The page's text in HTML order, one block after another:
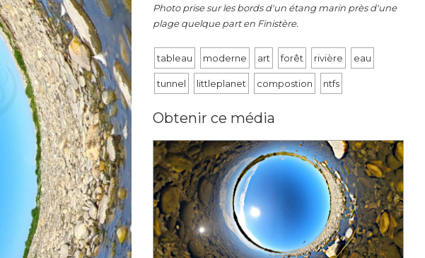
Photo prise sur les bords d'un étang marin près d'une
plage quelque part en Finistère.
tableau moderne art forêt rivière eau
tunnel littleplanet compostion ntfs
Obtenir ce média